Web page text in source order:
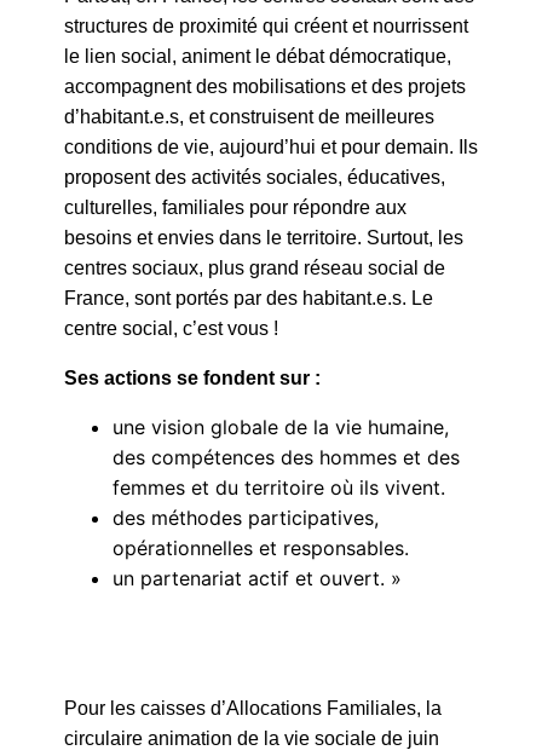
structures de proximité qui créent et nourrissent
le lien social, animent le débat démocratique,
accompagnent des mobilisations et des projets
d’habitant.e.s, et construisent de meilleures
conditions de vie, aujourd’hui et pour demain. Ils
proposent des activités sociales, éducatives,
culturelles, familiales pour répondre aux
besoins et envies dans le territoire. Surtout, les
centres sociaux, plus grand réseau social de
France, sont portés par des habitant.e.s. Le
centre social, c’est vous !
Ses actions se fondent sur :
une vision globale de la vie humaine,
des compétences des hommes et des
femmes et du territoire où ils vivent.
des méthodes participatives,
opérationnelles et responsables.
un partenariat actif et ouvert. »
Pour les caisses d’Allocations Familiales, la
circulaire animation de la vie sociale de juin